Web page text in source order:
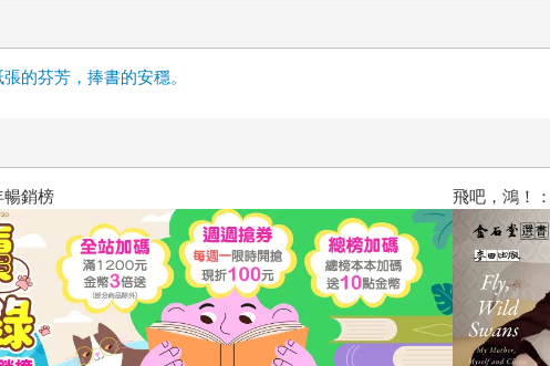
入可謂改善了英國人的健康、降低嬰兒死亡率，甚至間接促進人口
不可或缺的一環。 深入剖析茶的科學面向，我們可以看到茶、啤
多酚等化合物作為緩衝，不易造成副作用。不僅如此，茶的原料也不
一本不容錯過的好書！
的芬芳，捧書的安穩。
暢銷榜 飛吧，鴻！